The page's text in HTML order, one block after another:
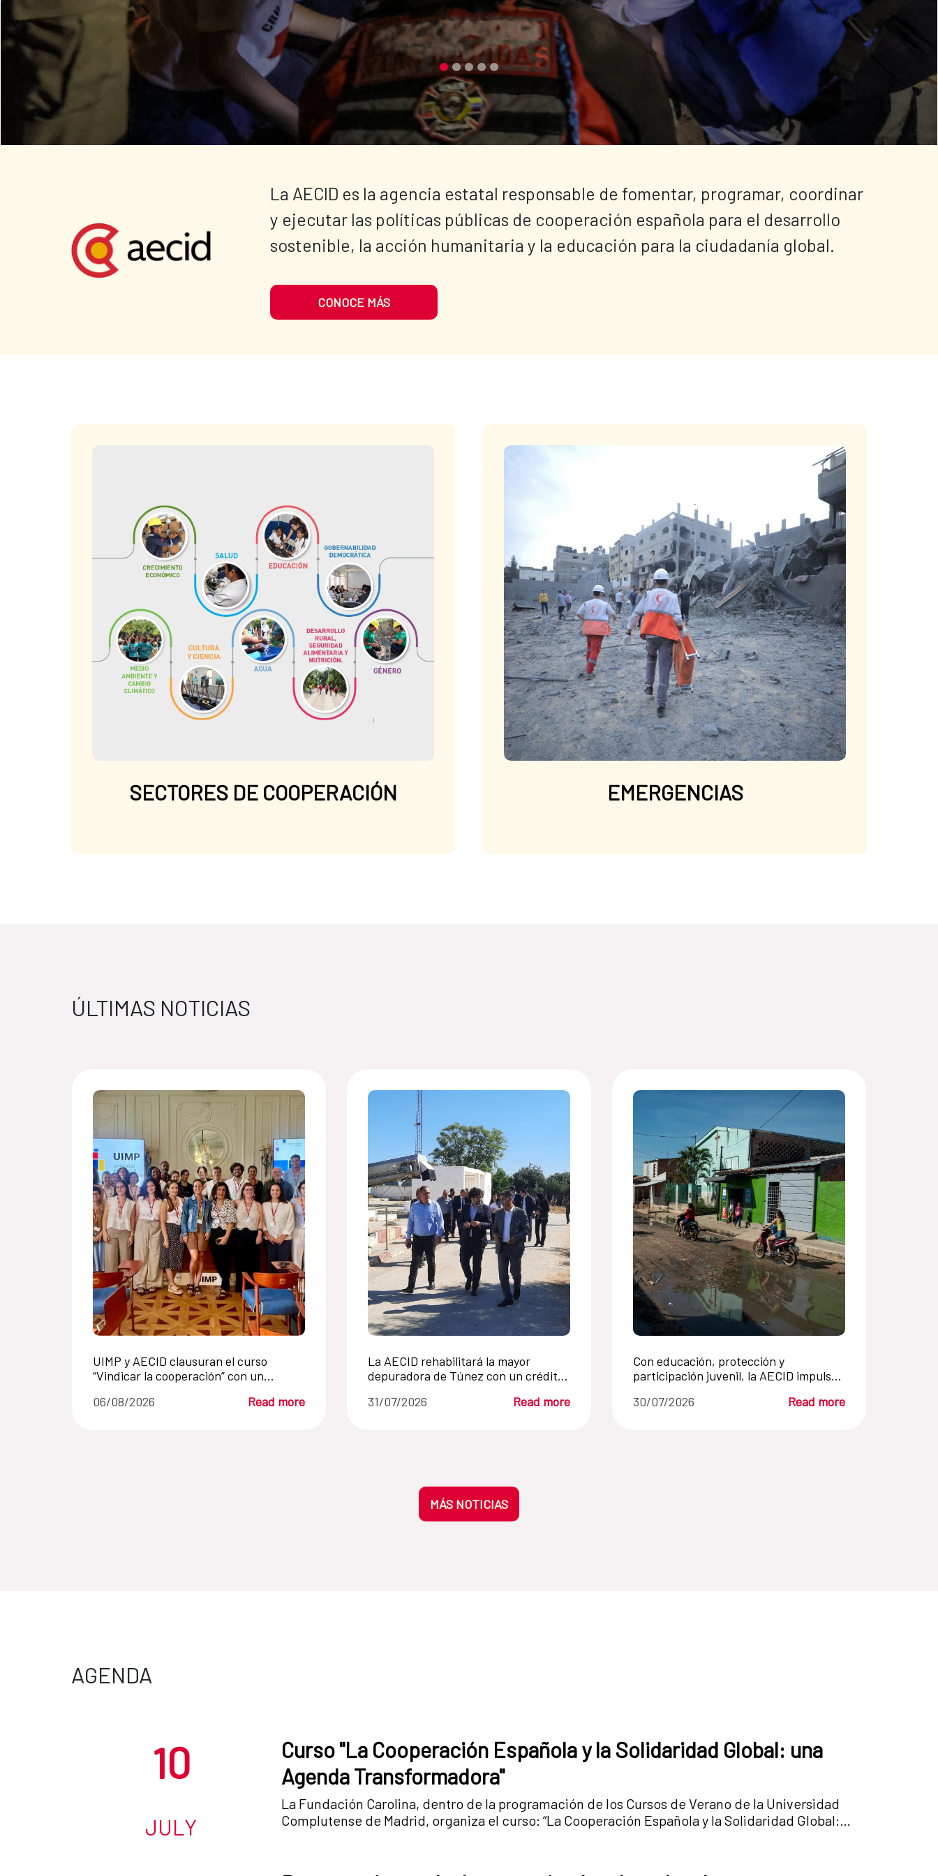
La AECID es la agencia estatal responsable de fomentar, programar, coordinar
y ejecutar las políticas públicas de cooperación española para el desarrollo
sostenible, la acción humanitaria y la educación para la ciudadanía global.
CONOCE MÁS
SECTORES DE COOPERACIÓN EMERGENCIAS
ÚLTIMAS NOTICIAS
UIMP y AECID clausuran el curso
“Vindicar la cooperación” con un
internacional en un mundo en crisis
06/08/2026 Read more
La AECID rehabilitará la mayor
depuradora de Túnez con un crédito
31/07/2026 Read more
Con educación, protección y
participación juvenil, la AECID impulsa
30/07/2026 Read more
MÁS NOTICIAS
AGENDA
10
JULY
Curso "La Cooperación Española y la Solidaridad Global: una
Agenda Transformadora"
La Fundación Carolina, dentro de la programación de los Cursos de Verano de la Universidad
Complutense de Madrid, organiza el curso: “La Cooperación Española y la Solidaridad Global:
reforma de la ley de Cooperación y dialogar sobre su alcance e implicaciones, con